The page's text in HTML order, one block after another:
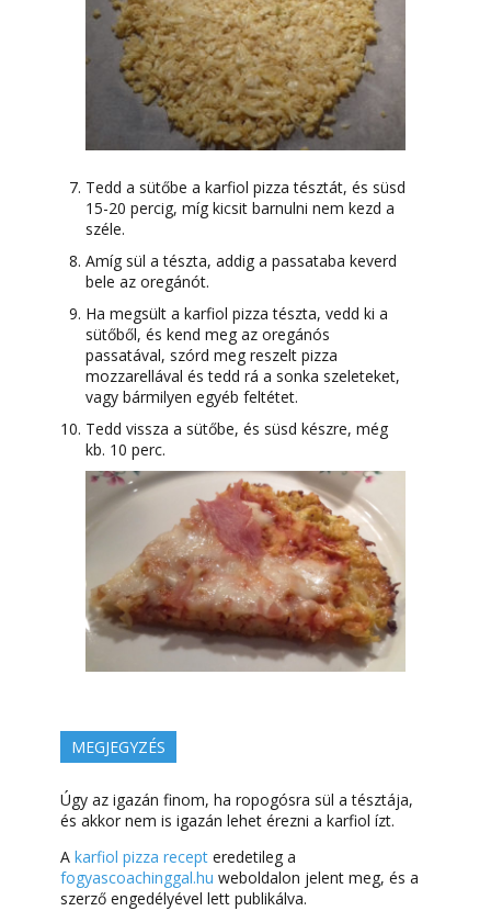
Tedd a sütőbe a karfiol pizza tésztát, és süsd
15-20 percig, míg kicsit barnulni nem kezd a
széle.
Amíg sül a tészta, addig a passataba keverd
bele az oregánót.
Ha megsült a karfiol pizza tészta, vedd ki a
sütőből, és kend meg az oregánós
passatával, szórd meg reszelt pizza
mozzarellával és tedd rá a sonka szeleteket,
vagy bármilyen egyéb feltétet.
Tedd vissza a sütőbe, és süsd készre, még
kb. 10 perc.
MEGJEGYZÉS
Úgy az igazán finom, ha ropogósra sül a tésztája,
és akkor nem is igazán lehet érezni a karfiol ízt.
A karfiol pizza recepteredetileg a
fogyascoachinggal.hu weboldalon jelent meg, és a
szerző engedélyével lett publikálva.